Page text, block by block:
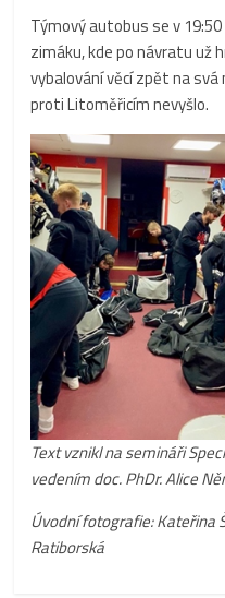
Týmový autobus se v
zimáku, kde po návratu už
vybalování věcí zpět na
proti Litoměřicím nevyšlo.
Text vznikl na semináři
vedením doc. PhDr. Alice
Úvodní fotografie: Kateřina
Ratiborská